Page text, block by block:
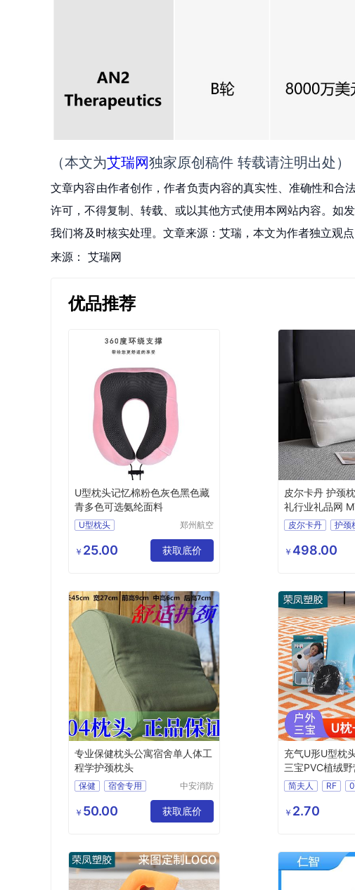
（本文为艾瑞网独家原创稿件 转载请注明出处）
文章内容由作者创作，作者负责内容的真实性、准确性和
许可，不得复制、转载、或以其他方式使用本网站内容。如
我们将及时核实处理。文章来源：艾瑞，本文为作者独立观点
来源： 艾瑞网
优品推荐
U型枕头记忆棉粉色灰色黑色藏
青多色可选氨纶面料
U型枕头
郑州航空
鑫日用百
货店
￥ 25.00 获取底价
皮尔卡丹 护颈
礼行业礼品网
9皮尔卡丹
护颈
行业礼品网
￥ 498.00
专业保健枕头公寓宿舍单人体工
程学护颈枕头
保健
宿舍专用
中安消防
东）有限
公司
￥ 50.00 获取底价
充气U形U型枕
三宝PVC植绒
简夫人 RF
￥ 2.70